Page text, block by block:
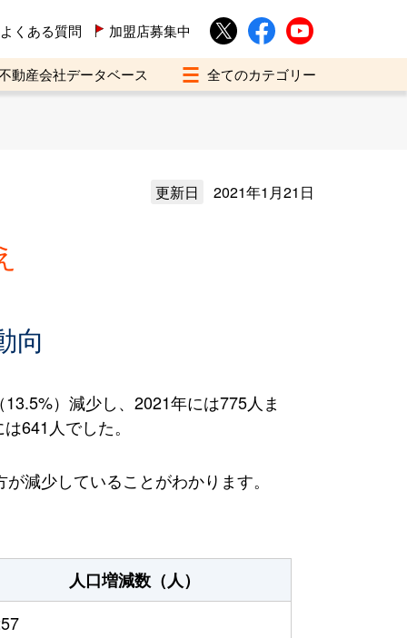
よくある質問 加盟店募集中
動産会社データベース
更新日 2021年1月21日
向
）減少し、2021年には775人ま
641人でした。
減少していることがわかります。
人口増減数（人）